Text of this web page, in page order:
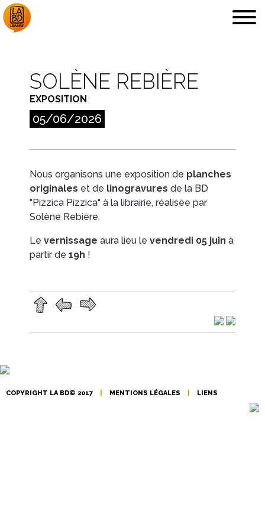
LA LIBRAIRIE
COUPS DE CŒUR ARCHIVES
EN IMAGES
SOLÈNE REBIÈRE
EXPOSITION
05/06/2026
Nous organisons une exposition de planches
originales et de linogravures de la BD
"Pizzica Pizzica" à la librairie, réalisée par
Solène Rebière.
Le vernissage aura lieu le vendredi 05 juin à
partir de 19h !
COPYRIGHT LA BD© 2017 MENTIONS LÉGALES LIENS